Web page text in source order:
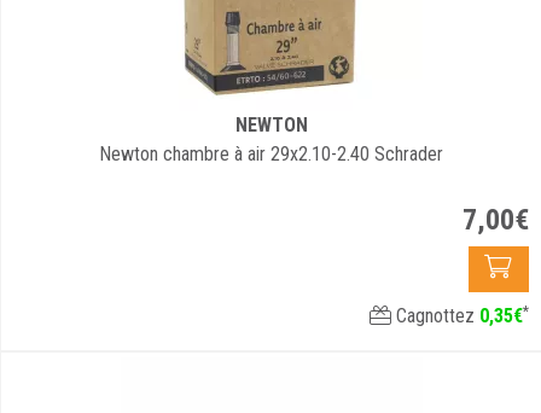
NEWTON
Newton chambre à air 29x2.10-2.40 Schrader
7,00€
Cagnottez 0,35€*